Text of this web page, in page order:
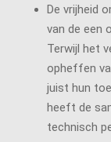
De vrijheid
van de een
Terwijl het
opheffen
juist hun
heeft de
technisch